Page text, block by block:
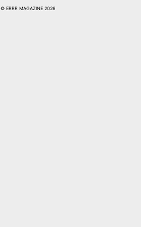
© ERRR MAGAZINE 2026